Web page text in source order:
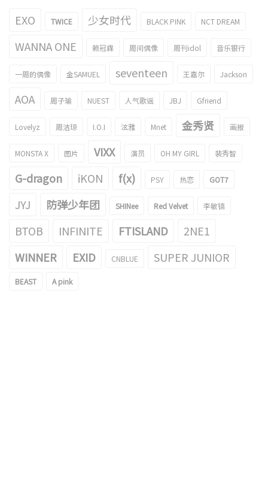
EXO TWICE 少女时代 BLACK PINK NCT DREAM
WANNA ONE 赖冠霖 周间偶像 周刊idol 音乐银行
一周的偶像 金SAMUEL seventeen 王嘉尔 Jackson
AOA 周子瑜 NUEST 人气歌谣 JBJ Gfriend
Lovelyz 周洁琼 I.O.I 泫雅 Mnet 金秀贤 画报
MONSTA X 图片 VIXX 演员 OH MY GIRL 裴秀智
G-dragon iKON f(x) PSY 热恋 GOT7
JYJ 防弹少年团 SHINee Red Velvet 李敏镐
BTOB INFINITE FTISLAND
2NE1
WINNER
EXID CNBLUE SUPER JUNIOR
BEAST A pink